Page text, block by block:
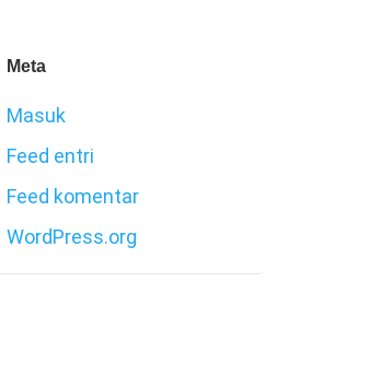
Meta
Masuk
Feed entri
Feed komentar
WordPress.org